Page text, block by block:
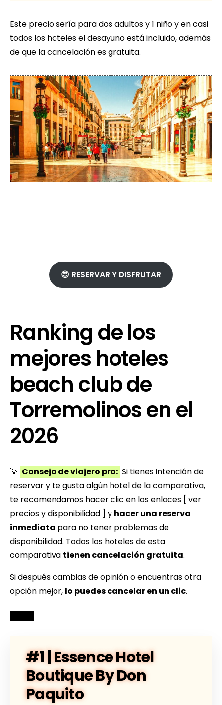
Este precio sería para dos adultos y 1 niño y en casi
todos los hoteles el desayuno está incluido, además
de que la cancelación es gratuita.
😍 RESERVAR Y DISFRUTAR
Ranking de los
mejores hoteles
beach club de
Torremolinos en el
2026
💡 Consejo de viajero pro: Si tienes intención de
reservar y te gusta algún hotel de la comparativa,
te recomendamos hacer clic en los enlaces [ ver
precios y disponibilidad ] y hacer una reserva
inmediata para no tener problemas de
disponibilidad. Todos los hoteles de esta
comparativa tienen cancelación gratuita.
Si después cambias de opinión o encuentras otra
opción mejor, lo puedes cancelar en un clic.
#1 | Essence Hotel
Boutique By Don
Paquito